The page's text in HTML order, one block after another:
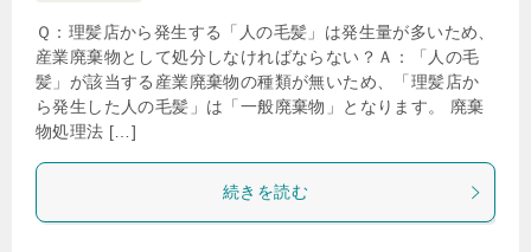
Ｑ：理髪店から発生する「人の毛髪」は発生量が多いため、
産業廃棄物として処分しなければならない？Ａ：「人の毛
髪」が該当する産業廃棄物の種類が無いため、「理髪店か
ら発生した人の毛髪」は「一般廃棄物」となります。 廃棄
物処理法 […]
続きを読む